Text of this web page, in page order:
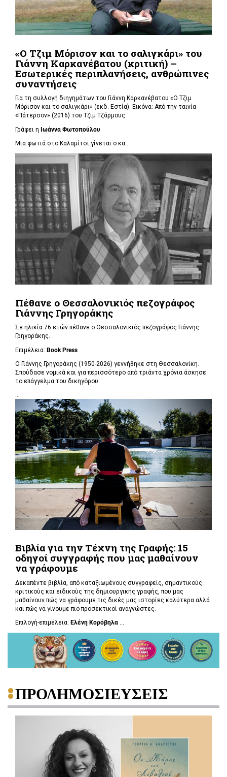
«Ο Τζιμ Μόρισον και το σαλιγκάρι» του
Γιάννη Καρκανέβατου (κριτική) –
Εσωτερικές περιπλανήσεις, ανθρώπινες
συναντήσεις
Για τη συλλογή διηγημάτων του Γιάννη Καρκανέβατου «Ο Τζιμ
Μόρισον και το σαλιγκάρι» (εκδ. Εστία). Εικόνα: Από την ταινία
«Πάτερσον» (2016) του Τζιμ Τζάρμους.
Γράφει η Ιωάννα Φωτοπούλου
Μια φωτιά στο Καλαμίτσι γίνεται ο κα...
Πέθανε ο Θεσσαλονικιός πεζογράφος
Γιάννης Γρηγοράκης
Σε ηλικία 76 ετών πέθανε ο Θεσσαλονικιός πεζογράφος Γιάννης
Γρηγοράκης.
Επιμέλεια: Book Press
Ο Γιάννης Γρηγοράκης (1950-2026) γεννήθηκε στη Θεσσαλονίκη.
Σπούδασε νομικά και για περισσότερο από τριάντα χρόνια άσκησε
το επάγγελμα του δικηγόρου.
Βιβλία για την Τέχνη της Γραφής: 15
οδηγοί συγγραφής που μας μαθαίνουν
να γράφουμε
Δεκαπέντε βιβλία, από καταξιωμένους συγγραφείς, σημαντικούς
κριτικούς και ειδικούς της δημιουργικής γραφής, που μας
μαθαίνουν πώς να γράφουμε τις δικές μας ιστορίες καλύτερα αλλά
και πώς να γίνουμε πιο προσεκτικοί αναγνώστες.
Επιλογή-επιμέλεια: Ελένη Κορόβηλα ...
ΠΡΟΔΗΜΟΣΙΕΥΣΕΙΣ